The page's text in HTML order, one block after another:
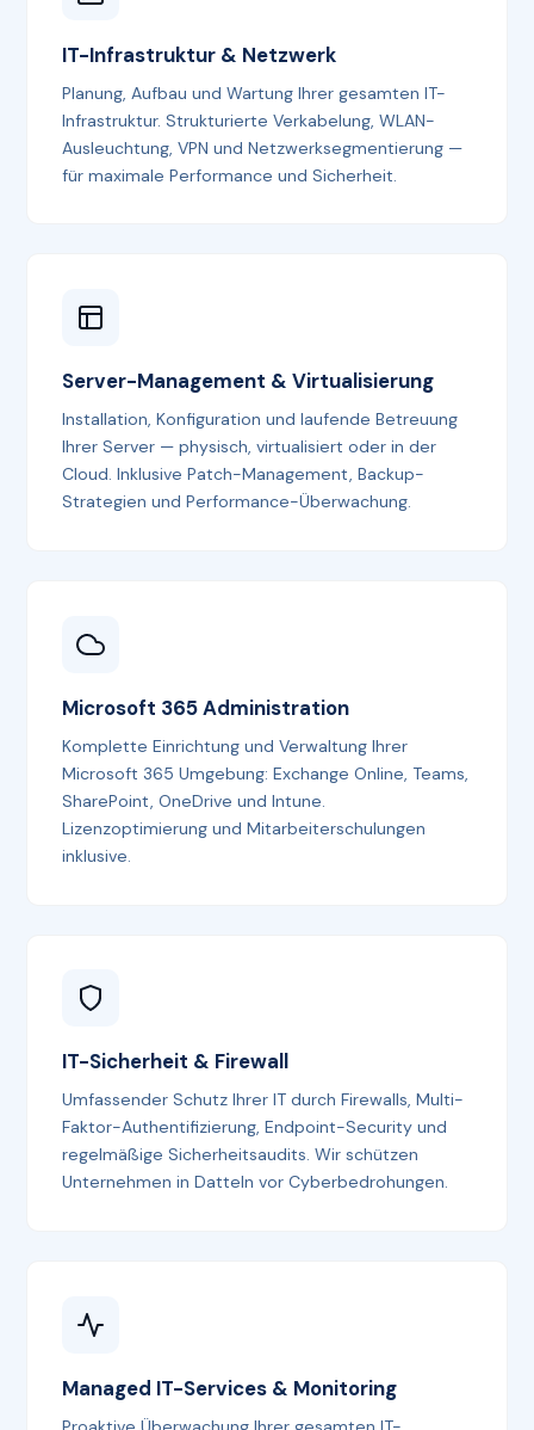
IT-Infrastruktur & Netzwerk
Planung, Aufbau und Wartung Ihrer gesamten IT-
Infrastruktur. Strukturierte Verkabelung, WLAN-
Ausleuchtung, VPN und Netzwerksegmentierung —
für maximale Performance und Sicherheit.
Server-Management & Virtualisierung
Installation, Konfiguration und laufende Betreuung
Ihrer Server — physisch, virtualisiert oder in der
Cloud. Inklusive Patch-Management, Backup-
Strategien und Performance-Überwachung.
Microsoft 365 Administration
Komplette Einrichtung und Verwaltung Ihrer
Microsoft 365 Umgebung: Exchange Online, Teams,
SharePoint, OneDrive und Intune.
Lizenzoptimierung und Mitarbeiterschulungen
inklusive.
IT-Sicherheit & Firewall
Umfassender Schutz Ihrer IT durch Firewalls, Multi-
Faktor-Authentifizierung, Endpoint-Security und
regelmäßige Sicherheitsaudits. Wir schützen
Unternehmen in Datteln vor Cyberbedrohungen.
Managed IT-Services & Monitoring